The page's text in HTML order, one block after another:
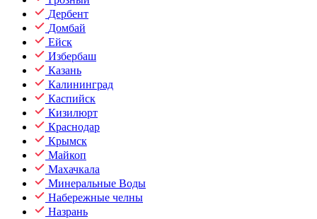
Дербент
Домбай
Ейск
Избербаш
Казань
Калининград
Каспийск
Кизилюрт
Краснодар
Крымск
Майкоп
Махачкала
Минеральные Воды
Набережные челны
Назрань